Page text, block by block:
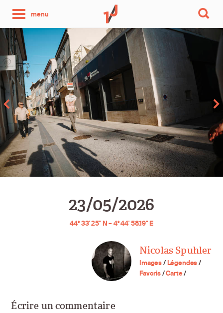
menu
photo
par
jour
23/05/2026
44° 33' 25" N – 4° 44' 58.19" E
Nicolas Spuhler
Images/Légendes/
Favoris/Carte/
Écrire un commentaire